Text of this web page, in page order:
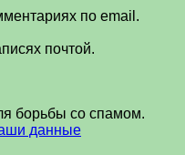
по email.
почтой.
борьбы со спамом.
данные